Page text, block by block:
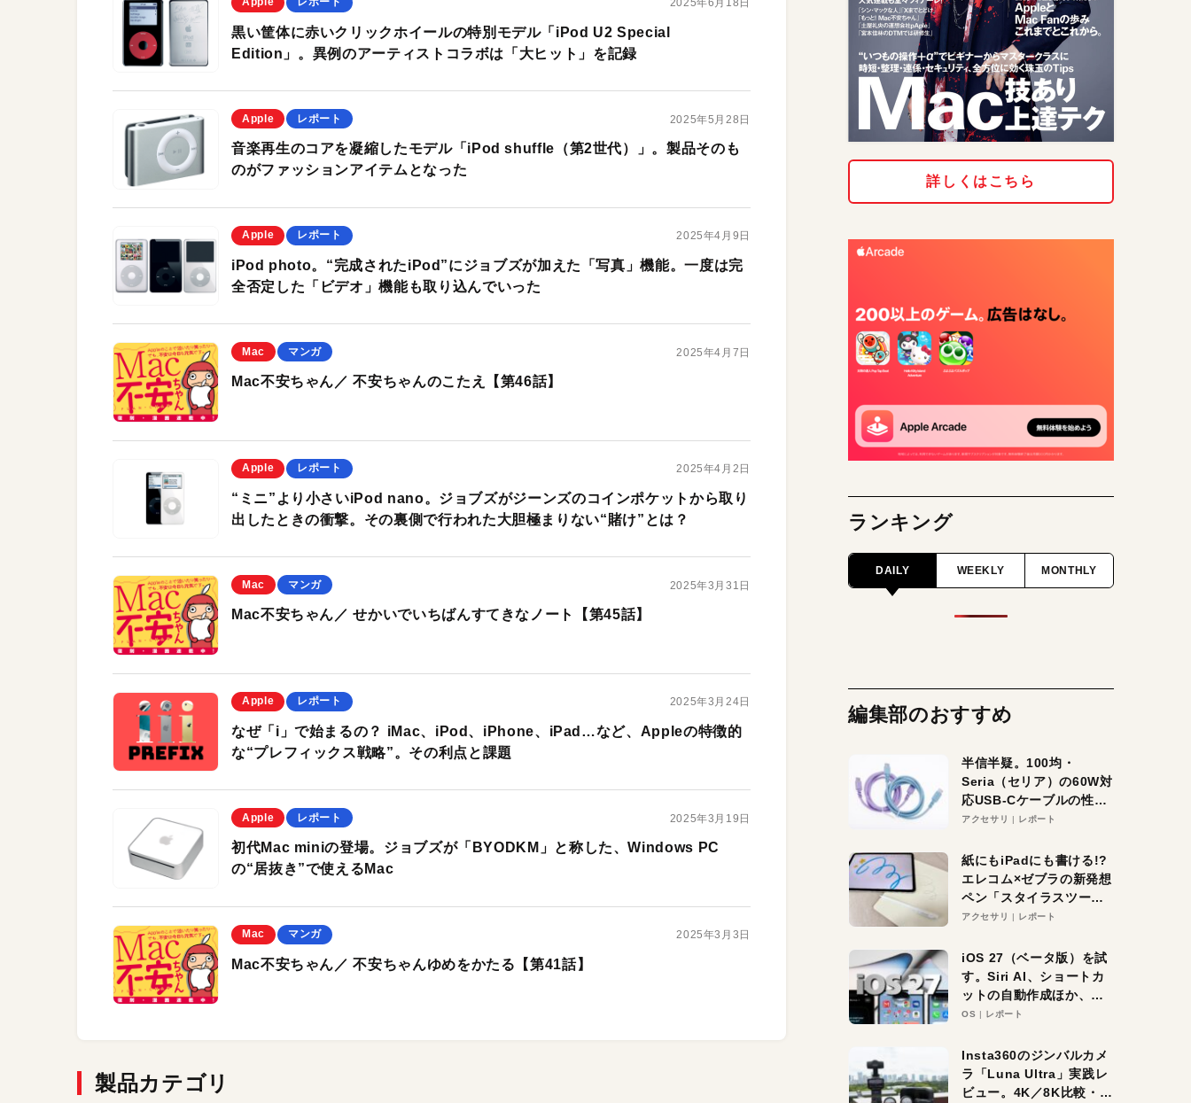
2025年6月18日
黒い筐体に赤いクリックホイールの特別モデル「iPod U2 Special
Edition」。異例のアーティストコラボは「大ヒット」を記録
Apple レポート 2025年5月28日
音楽再生のコアを凝縮したモデル「iPod shuffle（第2世代）」。製品そのも
のがファッションアイテムとなった
Apple レポート 2025年4月9日
iPod photo。“完成されたiPod”にジョブズが加えた「写真」機能。一度は完
全否定した「ビデオ」機能も取り込んでいった
Mac マンガ 2025年4月7日
Mac不安ちゃん／ 不安ちゃんのこたえ【第46話】
Apple レポート 2025年4月2日
“ミニ”より小さいiPod nano。ジョブズがジーンズのコインポケットから取り
出したときの衝撃。その裏側で行われた大胆極まりない“賭け”とは？
Mac マンガ 2025年3月31日
Mac不安ちゃん／ せかいでいちばんすてきなノート【第45話】
Apple レポート 2025年3月24日
なぜ「i」で始まるの？ iMac、iPod、iPhone、iPad…など、Appleの特徴的
な“プレフィックス戦略”。その利点と課題
Apple レポート 2025年3月19日
初代Mac miniの登場。ジョブズが「BYODKM」と称した、Windows PC
の“居抜き”で使えるMac
Mac マンガ 2025年3月3日
Mac不安ちゃん／ 不安ちゃんゆめをかたる【第41話】
製品カテゴリ
詳しくはこちら
ランキング
DAILY WEEKLY MONTHLY
編集部のおすすめ
半信半疑。100均・
Seria（セリア）の60W対
応USB-Cケーブルの性能
を検証。超コスパの1本を
アクセサリ レポート
紙にもiPadにも書ける!?
エレコム×ゼブラの新発想
ペン「スタイラスツーウ
ェイ」レビュー。持ち替
アクセサリ レポート
iOS 27（ベータ版）を試
す。Siri AI、ショートカ
ットの自動作成ほか、期
待大の便利機能5選。
る未来はすぐそこ！
OS レポート
Insta360のジンバルカメ
ラ「Luna Ultra」実践レ
ビュー。4K／8K比較・ズ